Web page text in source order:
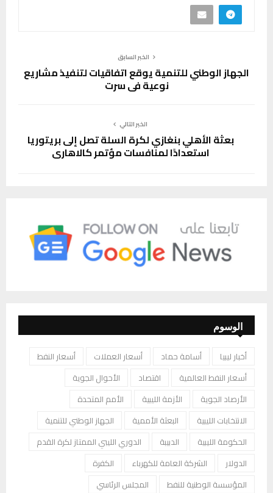
الخبر السابق
الجهاز الوطني للتنمية يوقع اتفاقيات لتنفيذ مشاريع
نوعية في سرت
الخبر التالي
بعثة الأهلي بنغازي لكرة السلة تصل إلى بريتوريا
استعدادًا لمنافسات مؤتمر كالاهاري
الوسوم
أخبار ليبيا أسامة حماد أسعار العملات
أسعار النفط
أسعار النفط العالمية
اقتصاد
الأحوال الجوية
الأرصاد الجوية
الأزمة الليبية
الأمم المتحدة
الانتخابات الليبية
البعثة الأممية
الجهاز الوطني للتنمية
الحكومة الليبية
الدبيبة
الدوري الليبي الممتاز لكرة القدم
الدولار
الشركة العامة للكهرباء
الكفرة
المؤسسة الوطنية للنفط
المجلس الرئاسي